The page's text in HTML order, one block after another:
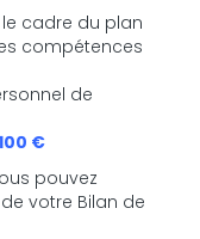
cadre du plan
compétences
de
€
pouvez
de votre Bilan de